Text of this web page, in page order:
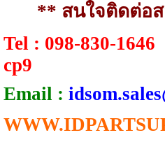
** สนใจติดต่อ
Tel : 098-830-1646
cp9
Email :